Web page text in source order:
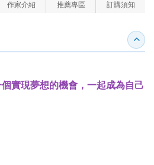
作家介紹 推薦專區 訂購須知
收合
實現夢想的機會，一起成為自己